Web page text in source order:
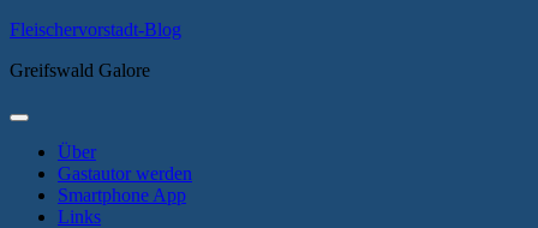
Zum
springen
Fleischervorstadt-Blog
Greifswald Galore
Primäres
Über
Gastautor werden
Smartphone App
Links